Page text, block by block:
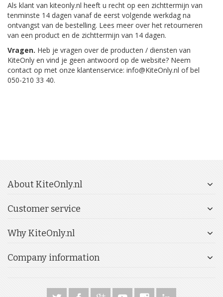
Als klant van kiteonly.nl heeft u recht op een zichttermijn van
tenminste 14 dagen vanaf de eerst volgende werkdag na
ontvangst van de bestelling. Lees meer over het retourneren
van een product en de zichttermijn van 14 dagen.
Vragen. Heb je vragen over de producten / diensten van
KiteOnly en vind je geen antwoord op de website? Neem
contact op met onze klantenservice: info@KiteOnly.nl of bel
050-210 33 40.
About KiteOnly.nl
Customer service
Why KiteOnly.nl
Company information